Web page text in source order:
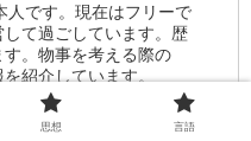
人です。現在はフリーで
て過ごしています。歴
。物事を考える際の
紹介しています。
思想 言語